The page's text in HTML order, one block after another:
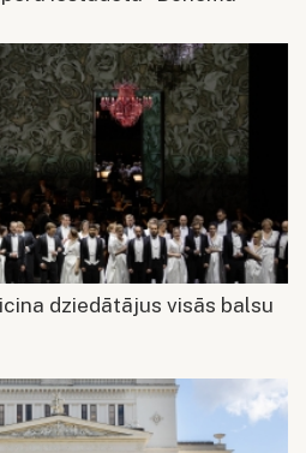
dziedātājus visās balsu